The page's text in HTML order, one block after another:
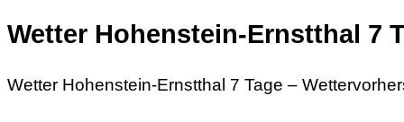
Wetter Hohenstein-Ernstthal 7
Wetter Hohenstein-Ernstthal 7 Tage –